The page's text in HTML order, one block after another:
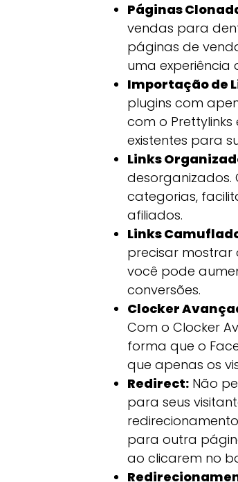
Páginas
vendas para
páginas de
uma experiência
Importação de
plugins com
com o
existentes para
Links
desorganizados.
categorias,
afiliados.
Links
precisar mostrar
você pode
conversões.
Clocker
Com o Clocker
forma que o
que apenas os
Redirect:Não
para seus
para outra
ao clicarem no